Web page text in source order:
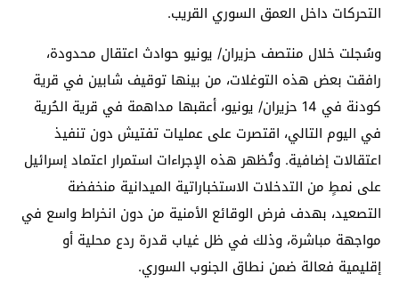
التحركات داخل العمق السوري القريب.
وسُجلت خلال منتصف حزيران/ يونيو حوادث اعتقال محدودة،
رافقت بعض هذه التوغلات، من بينها توقيف شابين في قرية
كودنة في 14 حزيران/ يونيو، أعقبها مداهمة في قرية الحُرية
في اليوم التالي، اقتصرت على عمليات تفتيش دون تنفيذ
اعتقالات إضافية. وتُظهر هذه الإجراءات استمرار اعتماد إسرائيل
على نمطٍ من التدخلات الاستخباراتية الميدانية منخفضة
التصعيد، بهدف فرض الوقائع الأمنية من دون انخراط واسع في
مواجهة مباشرة، وذلك في ظل غياب قدرة ردع محلية أو
إقليمية فعالة ضمن نطاق الجنوب السوري.